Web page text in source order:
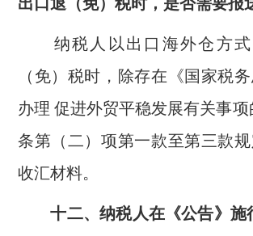
纳税人以出口海外仓方式
（免）税时，除存在《国家税
办理 促进外贸平稳发展有关事
条第（二）项第一款至第三款
收汇材料。
十二、纳税人在《公告》施